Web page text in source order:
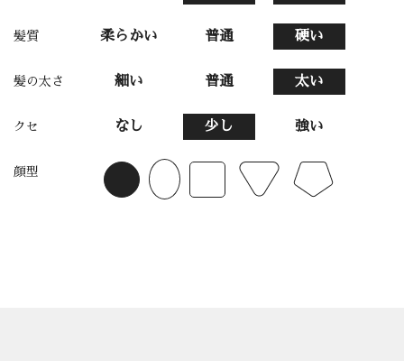
髪質 柔らかい 普通 硬い
髪の太さ 細い 普通 太い
クセ なし 少し 強い
顔型